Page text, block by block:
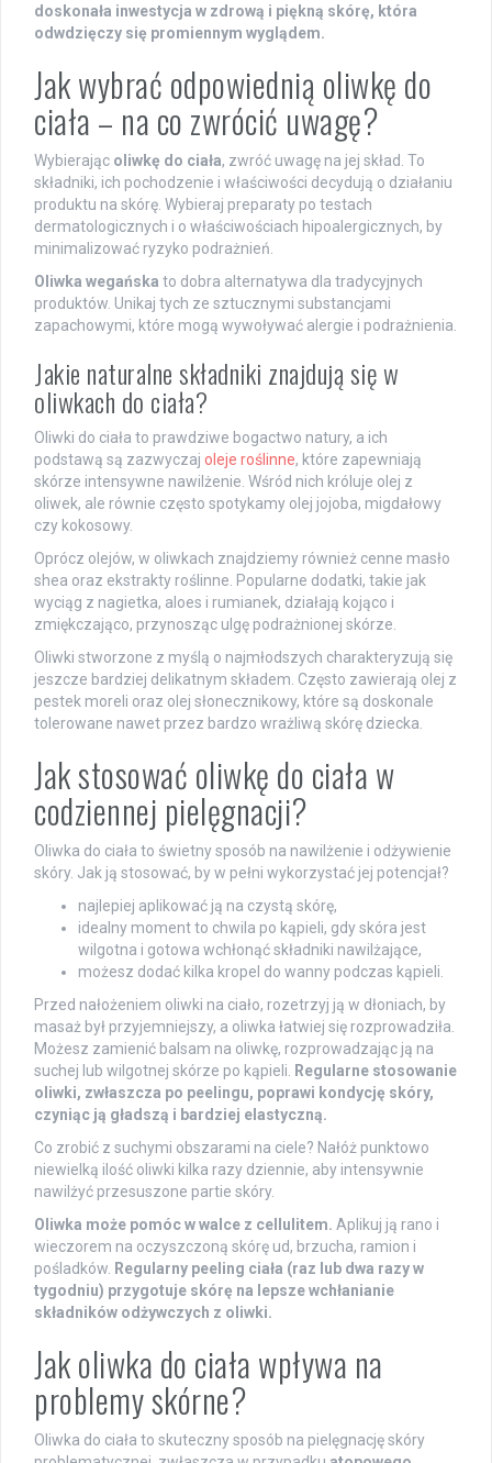
doskonała inwestycja w zdrową i piękną skórę, która
odwdzięczy się promiennym wyglądem.
Jak wybrać odpowiednią oliwkę do
ciała – na co zwrócić uwagę?
Wybierając oliwkę do ciała, zwróć uwagę na jej skład. To
składniki, ich pochodzenie i właściwości decydują o działaniu
produktu na skórę. Wybieraj preparaty po testach
dermatologicznych i o właściwościach hipoalergicznych, by
minimalizować ryzyko podrażnień.
Oliwka wegańska to dobra alternatywa dla tradycyjnych
produktów. Unikaj tych ze sztucznymi substancjami
zapachowymi, które mogą wywoływać alergie i podrażnienia.
Jakie naturalne składniki znajdują się w
oliwkach do ciała?
Oliwki do ciała to prawdziwe bogactwo natury, a ich
podstawą są zazwyczaj oleje roślinne, które zapewniają
skórze intensywne nawilżenie. Wśród nich króluje olej z
oliwek, ale równie często spotykamy olej jojoba, migdałowy
czy kokosowy.
Oprócz olejów, w oliwkach znajdziemy również cenne masło
shea oraz ekstrakty roślinne. Popularne dodatki, takie jak
wyciąg z nagietka, aloes i rumianek, działają kojąco i
zmiękczająco, przynosząc ulgę podrażnionej skórze.
Oliwki stworzone z myślą o najmłodszych charakteryzują się
jeszcze bardziej delikatnym składem. Często zawierają olej z
pestek moreli oraz olej słonecznikowy, które są doskonale
tolerowane nawet przez bardzo wrażliwą skórę dziecka.
Jak stosować oliwkę do ciała w
codziennej pielęgnacji?
Oliwka do ciała to świetny sposób na nawilżenie i odżywienie
skóry. Jak ją stosować, by w pełni wykorzystać jej potencjał?
najlepiej aplikować ją na czystą skórę,
idealny moment to chwila po kąpieli, gdy skóra jest
wilgotna i gotowa wchłonąć składniki nawilżające,
możesz dodać kilka kropel do wanny podczas kąpieli.
Przed nałożeniem oliwki na ciało, rozetrzyj ją w dłoniach, by
masaż był przyjemniejszy, a oliwka łatwiej się rozprowadziła.
Możesz zamienić balsam na oliwkę, rozprowadzając ją na
suchej lub wilgotnej skórze po kąpieli. Regularne stosowanie
oliwki, zwłaszcza po peelingu, poprawi kondycję skóry,
czyniąc ją gładszą i bardziej elastyczną.
Co zrobić z suchymi obszarami na ciele? Nałóż punktowo
niewielką ilość oliwki kilka razy dziennie, aby intensywnie
nawilżyć przesuszone partie skóry.
Oliwka może pomóc w walce z cellulitem. Aplikuj ją rano i
wieczorem na oczyszczoną skórę ud, brzucha, ramion i
pośladków. Regularny peeling ciała (raz lub dwa razy w
tygodniu) przygotuje skórę na lepsze wchłanianie
składników odżywczych z oliwki.
Jak oliwka do ciała wpływa na
problemy skórne?
Oliwka do ciała to skuteczny sposób na pielęgnację skóry